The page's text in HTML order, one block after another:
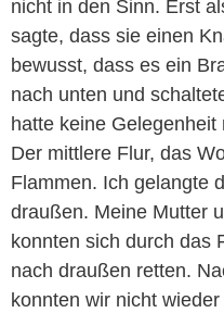
nicht in den Sinn. Erst
sagte, dass sie einen
bewusst, dass es ein
nach unten und
hatte keine
Der mittlere Flur, das
Flammen. Ich gelangte
draußen. Meine Mutter
konnten sich durch das
nach draußen retten.
konnten wir nicht